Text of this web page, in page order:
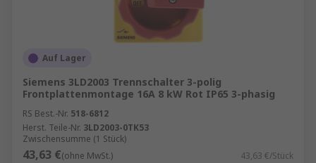
Auf Lager
Siemens 3LD2003 Trennschalter 3-polig
Frontplattenmontage 16A 8 kW Rot IP65 3-phasig
RS Best.-Nr. 518-6812
Herst. Teile-Nr. 3LD2003-0TK53
Zwischensumme (1 Stück)
43,63 €(ohne MwSt.) 43,63 €/Stück